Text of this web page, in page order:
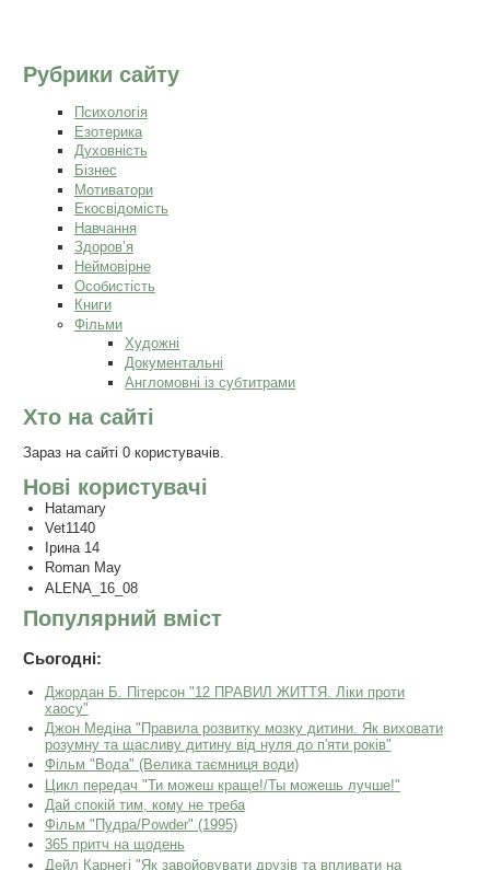
Рубрики сайту
Психологія
Езотерика
Духовність
Бізнес
Мотиватори
Екосвідомість
Навчання
Здоров’я
Неймовірне
Особистість
Книги
Фільми
Художні
Документальні
Англомовні із субтитрами
Хто на сайті
Зараз на сайті 0 користувачів.
Нові користувачі
Hatamary
Vet1140
Ірина 14
Roman May
ALENA_16_08
Популярний вміст
Сьогодні:
Джордан Б. Пітерсон "12 ПРАВИЛ ЖИТТЯ. Ліки проти
хаосу"
Джон Медіна "Правила розвитку мозку дитини. Як виховати
розумну та щасливу дитину від нуля до п'яти років"
Фільм "Вода" (Велика таємниця води)
Цикл передач "Ти можеш краще!/Ты можешь лучше!"
Дай спокій тим, кому не треба
Фільм "Пудра/Powder" (1995)
365 притч на щодень
Дейл Карнегі "Як завойовувати друзів та впливати на